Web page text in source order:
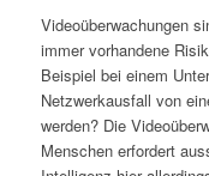
Videoüberwachungen
immer vorhandene
Beispiel bei einem
Netzwerkausfall von
werden? Die
Menschen erfordert